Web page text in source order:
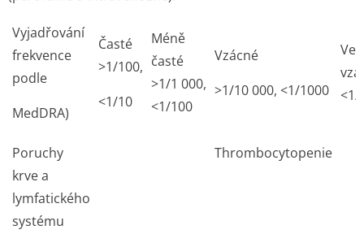
Vyjadřování
frekvence
podle
MedDRA)
Časté
>1/100,
<1/10
Méně
časté
>1/1 000,
<1/100
Vzácné
>1/10 000, <1/1000
<1/
Poruchy
krve a
lymfatického
systému
Thrombocytopenie